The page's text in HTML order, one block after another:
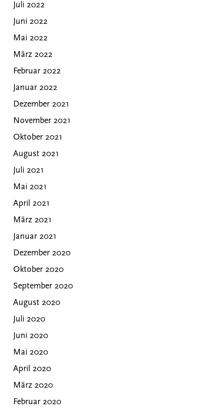
Juli 2022
Juni 2022
Mai 2022
März 2022
Februar 2022
Januar 2022
Dezember 2021
November 2021
Oktober 2021
August 2021
Juli 2021
Mai 2021
April 2021
März 2021
Januar 2021
Dezember 2020
Oktober 2020
September 2020
August 2020
Juli 2020
Juni 2020
Mai 2020
April 2020
März 2020
Februar 2020